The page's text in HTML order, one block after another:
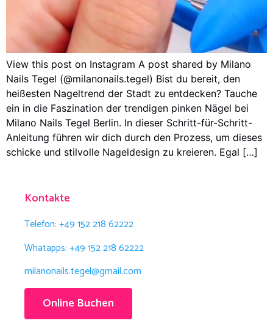
View this post on Instagram A post shared by Milano
Nails Tegel (@milanonails.tegel) Bist du bereit, den
heißesten Nageltrend der Stadt zu entdecken? Tauche
ein in die Faszination der trendigen pinken Nägel bei
Milano Nails Tegel Berlin. In dieser Schritt-für-Schritt-
Anleitung führen wir dich durch den Prozess, um dieses
schicke und stilvolle Nageldesign zu kreieren. Egal […]
Kontakte
Telefon: +49 152 218 62222
Whatapps: +49 152 218 62222
milanonails.tegel@gmail.com
Online Buchen